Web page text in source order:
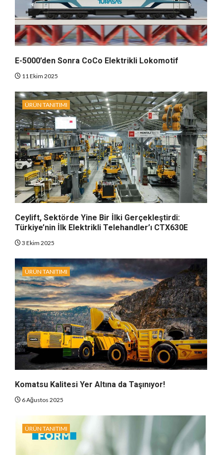
E-5000’den Sonra CoCo Elektrikli Lokomotif
11 Ekim 2025
ÜRÜN TANITIMI
Ceylift, Sektörde Yine Bir İlki Gerçekleştirdi:
Türkiye’nin İlk Elektrikli Telehandler’ı CTX630E
3 Ekim 2025
ÜRÜN TANITIMI
Komatsu Kalitesi Yer Altına da Taşınıyor!
6 Ağustos 2025
ÜRÜN TANITIMI